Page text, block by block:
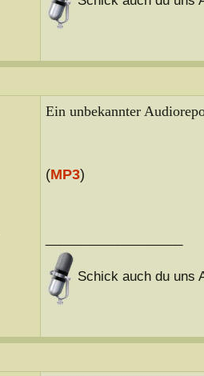
Ein unbekannter
(MP3)
Schick auch du uns